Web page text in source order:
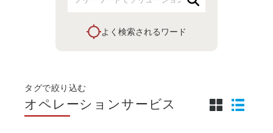
よく検索されるワード
タグで絞り込む
オペレーションサービス